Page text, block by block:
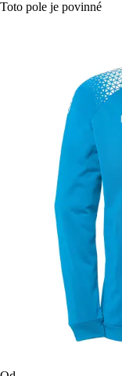
Toto pole je povinné